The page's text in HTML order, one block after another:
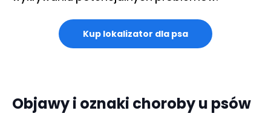
Kup lokalizator dla psa
Objawy i oznaki choroby u psów